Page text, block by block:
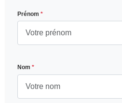
Prénom *
Nom *